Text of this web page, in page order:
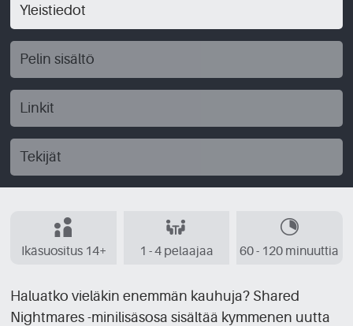
Yleistiedot
Pelin sisältö
Linkit
Tekijät
Ikäsuositus 14+ 1 - 4 pelaajaa 60 - 120 minuuttia
Haluatko vieläkin enemmän kauhuja? Shared
Nightmares -minilisäsosa sisältää kymmenen uutta